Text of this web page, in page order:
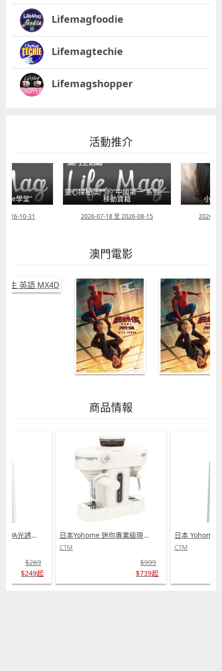
Lifemagfoodie
Lifemagtechie
Lifemagshopper
活動推介
e學堂”
10-31
童心探秘澳門的“中國第一”系列──
移動寶籍
2026-07-18 至 2026-08-15
小眼晴
2026-07-
澳門電影
商品情報
日本 Yohome 仿生 UVA光誘電觸滅可放掛立有線無線兩用光感滅蚊機 PRO 2.0 (需訂貨)
$269
$249起
日本Yohome 迷你專業級現磨鮮萃奶泡3合1半自動家庭意式咖啡機 (需訂貨)
CTM
$999
$739起
CTM